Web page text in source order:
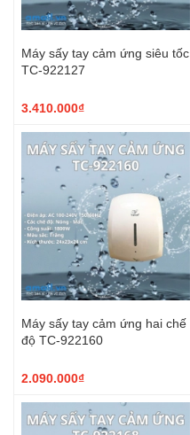
Máy sấy tay cảm ứng siêu tốc
TC-922127
3.410.000₫
Máy sấy tay cảm ứng hai chế
độ TC-922160
2.090.000₫